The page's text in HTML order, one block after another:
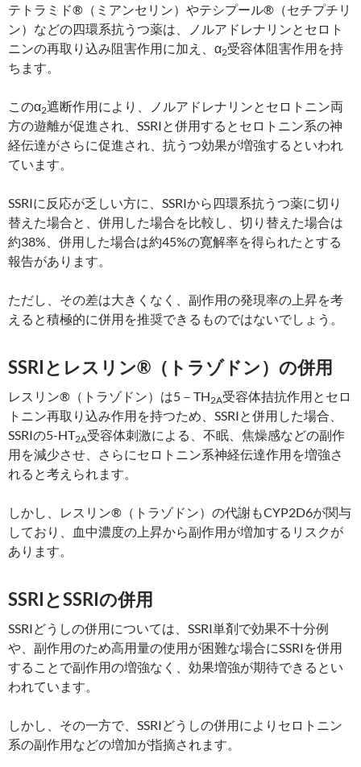
テトラミド®（ミアンセリン）やテシプール®（セチプチリ
ン）などの四環系抗うつ薬は、ノルアドレナリンとセロト
ニンの再取り込み阻害作用に加え、α2受容体阻害作用を持
ちます。
このα2遮断作用により、ノルアドレナリンとセロトニン両
方の遊離が促進され、SSRIと併用するとセロトニン系の神
経伝達がさらに促進され、抗うつ効果が増強するといわれ
ています。
SSRIに反応が乏しい方に、SSRIから四環系抗うつ薬に切り
替えた場合と、併用した場合を比較し、切り替えた場合は
約38%、併用した場合は約45%の寛解率を得られたとする
報告があります。
ただし、その差は大きくなく、副作用の発現率の上昇を考
えると積極的に併用を推奨できるものではないでしょう。
SSRIとレスリン®（トラゾドン）の併用
レスリン®（トラゾドン）は5－TH2A受容体拮抗作用とセロ
トニン再取り込み作用を持つため、SSRIと併用した場合、
SSRIの5-HT2A受容体刺激による、不眠、焦燥感などの副作
用を減少させ、さらにセロトニン系神経伝達作用を増強さ
れると考えられます。
しかし、レスリン®（トラゾドン）の代謝もCYP2D6が関与
しており、血中濃度の上昇から副作用が増加するリスクが
あります。
SSRIとSSRIの併用
SSRIどうしの併用については、SSRI単剤で効果不十分例
や、副作用のため高用量の使用が困難な場合にSSRIを併用
することで副作用の増強なく、効果増強が期待できるとい
われています。
しかし、その一方で、SSRIどうしの併用によりセロトニン
系の副作用などの増加が指摘されます。